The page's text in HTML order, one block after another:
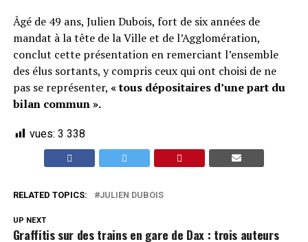
Âgé de 49 ans, Julien Dubois, fort de six années de
mandat à la tête de la Ville et de l’Agglomération,
conclut cette présentation en remerciant l’ensemble
des élus sortants, y compris ceux qui ont choisi de ne
pas se représenter, « tous dépositaires d’une part du
bilan commun ».
vues: 3 338
RELATED TOPICS: JULIEN DUBOIS
UP NEXT
Graffitis sur des trains en gare de Dax : trois auteurs